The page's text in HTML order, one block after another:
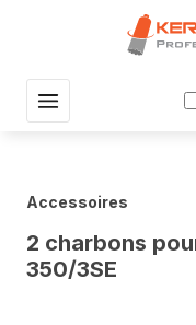
Accessoires
2 charbons
350/3SE